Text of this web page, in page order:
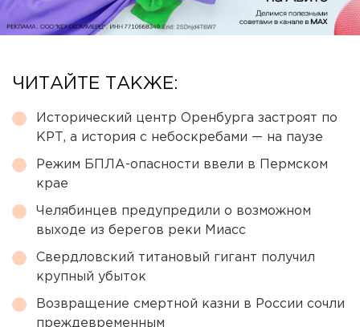
ЧИТАЙТЕ ТАКЖЕ:
Исторический центр Оренбурга застроят по
КРТ, а история с небоскребами — на паузе
Режим БПЛА-опасности ввели в Пермском
крае
Челябинцев предупредили о возможном
выходе из берегов реки Миасс
Свердловский титановый гигант получил
крупный убыток
Возвращение смертной казни в России сочли
преждевременным